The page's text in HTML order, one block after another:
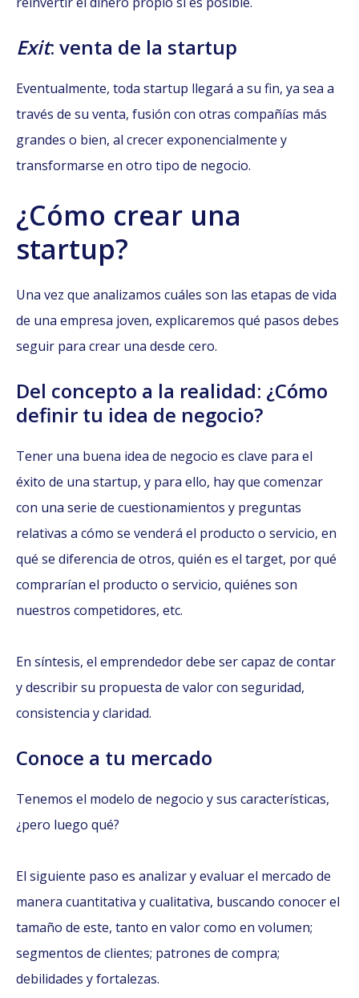
Exit: venta de la startup
Eventualmente, toda startup llegará a su fin, ya sea a
través de su venta, fusión con otras compañías más
grandes o bien, al crecer exponencialmente y
transformarse en otro tipo de negocio.
¿Cómo crear una
startup?
Una vez que analizamos cuáles son las etapas de vida
de una empresa joven, explicaremos qué pasos debes
seguir para crear una desde cero.
Del concepto a la realidad: ¿Cómo
definir tu idea de negocio?
Tener una buena idea de negocio es clave para el
éxito de una startup, y para ello, hay que comenzar
con una serie de cuestionamientos y preguntas
relativas a cómo se venderá el producto o servicio, en
qué se diferencia de otros, quién es el target, por qué
comprarían el producto o servicio, quiénes son
nuestros competidores, etc.
En síntesis, el emprendedor debe ser capaz de contar
y describir su propuesta de valor con seguridad,
consistencia y claridad.
Conoce a tu mercado
Tenemos el modelo de negocio y sus características,
¿pero luego qué?
El siguiente paso es analizar y evaluar el mercado de
manera cuantitativa y cualitativa, buscando conocer el
tamaño de este, tanto en valor como en volumen;
segmentos de clientes; patrones de compra;
debilidades y fortalezas.